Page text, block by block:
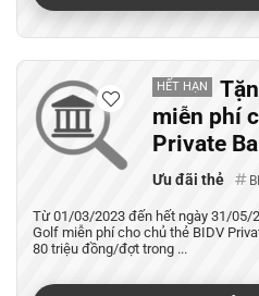
HẾT HẠN
miễn phí
Private
Ưu đãi thẻ
Từ 01/03/2023 đến hết ngày 31/05/
Golf miễn phí cho chủ thẻ BIDV
80 triệu đồng/đợt trong ...